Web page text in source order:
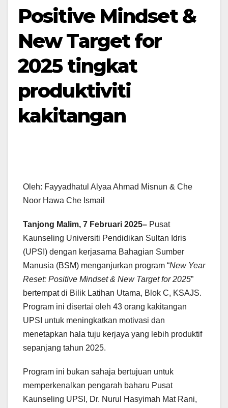
Positive Mindset &
New Target for
2025 tingkat
produktiviti
kakitangan
Oleh: Fayyadhatul Alyaa Ahmad Misnun & Che
Noor Hawa Che Ismail
Tanjong Malim, 7 Februari 2025– Pusat
Kaunseling Universiti Pendidikan Sultan Idris
(UPSI) dengan kerjasama Bahagian Sumber
Manusia (BSM) menganjurkan program “New Year
Reset: Positive Mindset & New Target for 2025”
bertempat di Bilik Latihan Utama, Blok C, KSAJS.
Program ini disertai oleh 43 orang kakitangan
UPSI untuk meningkatkan motivasi dan
menetapkan hala tuju kerjaya yang lebih produktif
sepanjang tahun 2025.
Program ini bukan sahaja bertujuan untuk
memperkenalkan pengarah baharu Pusat
Kaunseling UPSI, Dr. Nurul Hasyimah Mat Rani,